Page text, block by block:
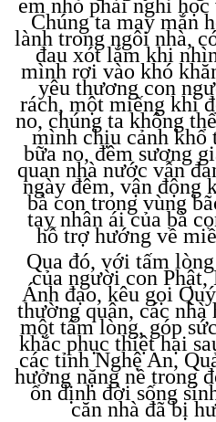
em nhỏ phải nghỉ
Chúng ta may mắn
lành trong ngôi nhà,
đau xót lắm khi
mình rơi vào khó
yêu thương con
rách, một miếng khi
no, chúng ta không
mình chịu cảnh khổ
bữa no, đêm sương
quan nhà nước vẫn
ngày đêm, vận động
bà con trong vùng
tay nhân ái của bà
hỗ trợ hướng về
Qua đó, với tấm
của người con
Ánh đạo, kêu gọi
thường quân, các nhà
một tấm lòng, góp
khắc phục thiệt hại
các tỉnh Nghệ An,
hưởng nặng nề trong
ổn định đời sống
căn nhà đã bị